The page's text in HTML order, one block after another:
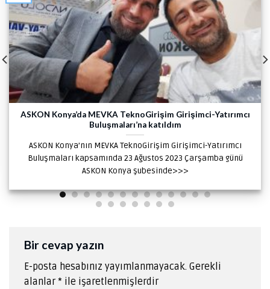
ASKON Konya’da MEVKA TeknoGirişim Girişimci-Yatırımcı
Buluşmaları’na katıldım
ASKON Konya’nın MEVKA TeknoGirişim Girişimci-Yatırımcı
Buluşmaları kapsamında 23 Ağustos 2023 Çarşamba günü
ASKON Konya şubesinde>>>
Bir cevap yazın
E-posta hesabınız yayımlanmayacak. Gerekli
alanlar * ile işaretlenmişlerdir